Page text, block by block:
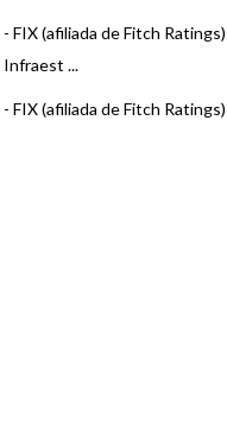
- FIX (afiliada de Fitch
Infraest ...
- FIX (afiliada de Fitch